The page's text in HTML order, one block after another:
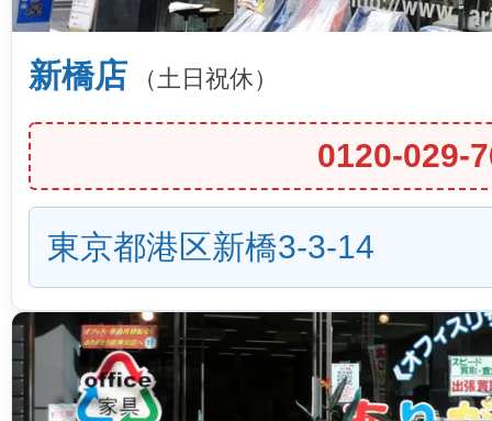
新橋店 （土日祝休）
0120-029-
東京都港区新橋3-3-14